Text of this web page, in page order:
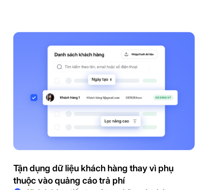
Tận dụng dữ liệu khách hàng thay vì phụ
thuộc vào quảng cáo trả phí